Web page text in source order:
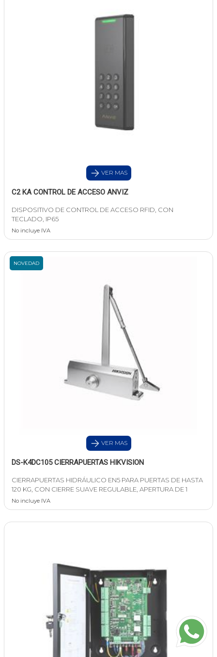
VER MAS
C2 KA CONTROL DE ACCESO ANVIZ
DISPOSITIVO DE CONTROL DE ACCESO RFID, CON
TECLADO, IP65
No incluye IVA
NOVEDAD
VER MAS
DS-K4DC105 CIERRAPUERTAS HIKVISION
CIERRAPUERTAS HIDRÁULICO EN5 PARA PUERTAS DE HASTA
120 KG, CON CIERRE SUAVE REGULABLE, APERTURA DE 1
No incluye IVA